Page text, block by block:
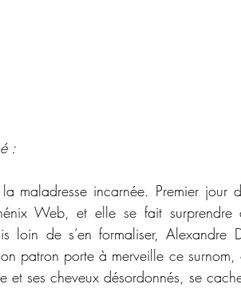
:
maladresse incarnée. Premier jour
Web, et elle se fait
loin de s’en formaliser, Alexandre
patron porte à merveille ce surnom,
et ses cheveux désordonnés, se